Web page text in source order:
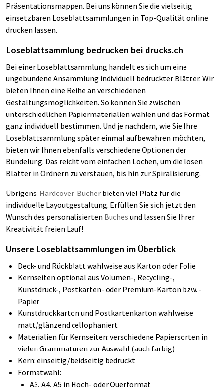
Präsentationsmappen. Bei uns können Sie die vielseitig
einsetzbaren Loseblattsammlungen in Top-Qualität online
drucken lassen.
Loseblattsammlung bedrucken bei drucks.ch
Bei einer Loseblattsammlung handelt es sich um eine
ungebundene Ansammlung individuell bedruckter Blätter. Wir
bieten Ihnen eine Reihe an verschiedenen
Gestaltungsmöglichkeiten. So können Sie zwischen
unterschiedlichen Papiermaterialien wählen und das Format
ganz individuell bestimmen. Und je nachdem, wie Sie Ihre
Loseblattsammlung später einmal aufbewahren möchten,
bieten wir Ihnen ebenfalls verschiedene Optionen der
Bündelung. Das reicht vom einfachen Lochen, um die losen
Blätter in Ordnern zu verstauen, bis hin zur Spiralisierung.
Übrigens: Hardcover-Bücher bieten viel Platz für die
individuelle Layoutgestaltung. Erfüllen Sie sich jetzt den
Wunsch des personalisierten Buches und lassen Sie Ihrer
Kreativität freien Lauf!
Unsere Loseblattsammlungen im Überblick
Deck- und Rückblatt wahlweise aus Karton oder Folie
Kernseiten optional aus Volumen-, Recycling-,
Kunstdruck-, Postkarten- oder Premium-Karton bzw. -
Papier
Kunstdruckkarton und Postkartenkarton wahlweise
matt/glänzend cellophaniert
Materialien für Kernseiten: verschiedene Papiersorten in
vielen Grammaturen zur Auswahl (auch farbig)
Kern: einseitig/beidseitig bedruckt
Formatwahl:
A3, A4, A5 in Hoch- oder Querformat